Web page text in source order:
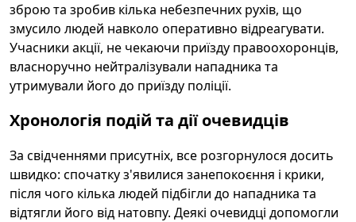
зброю та зробив кілька небезпечних рухів, що
змусило людей навколо оперативно відреагувати.
Учасники акції, не чекаючи приїзду правоохоронців,
власноручно нейтралізували нападника та
утримували його до приїзду поліції.
Хронологія подій та дії очевидців
За свідченнями присутніх, все розгорнулося досить
швидко: спочатку з'явилися занепокоєння і крики,
після чого кілька людей підбігли до нападника та
відтягли його від натовпу. Деякі очевидці допомогли